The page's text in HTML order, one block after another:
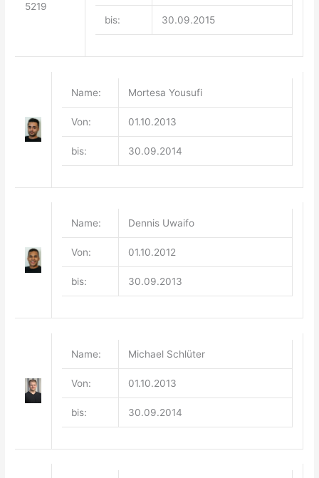
bis: 30.09.2015
Name: Mortesa Yousufi
Von: 01.10.2013
bis: 30.09.2014
Name: Dennis Uwaifo
Von: 01.10.2012
bis: 30.09.2013
Name: Michael Schlüter
Von: 01.10.2013
bis: 30.09.2014